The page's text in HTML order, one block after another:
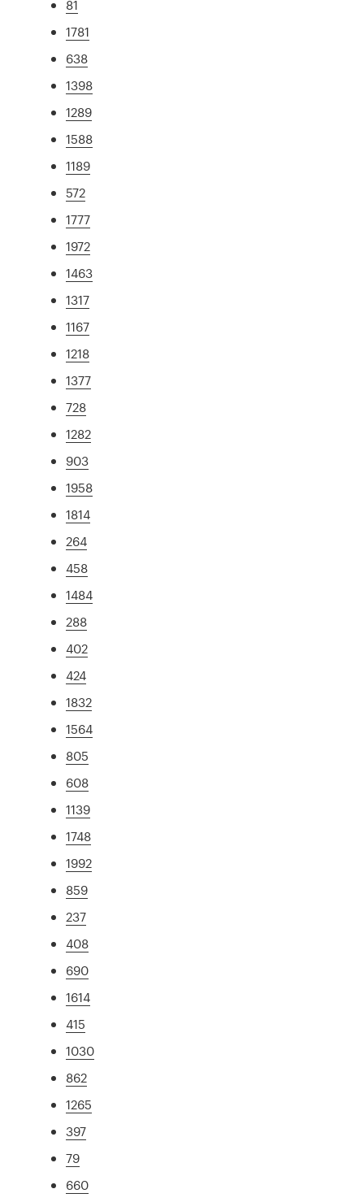
81
1781
638
1398
1289
1588
1189
572
1777
1972
1463
1317
1167
1218
1377
728
1282
903
1958
1814
264
458
1484
288
402
424
1832
1564
805
608
1139
1748
1992
859
237
408
690
1614
415
1030
862
1265
397
79
660